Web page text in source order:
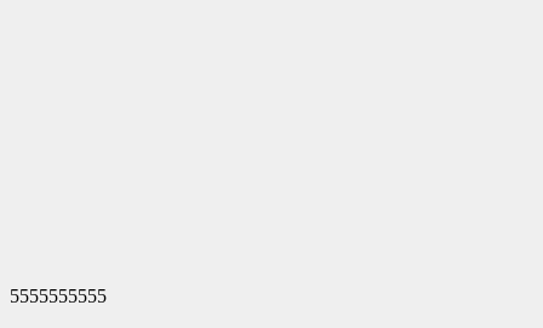
5555555555